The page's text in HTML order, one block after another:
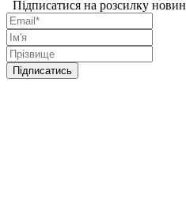
Підписатися на розсилку новин